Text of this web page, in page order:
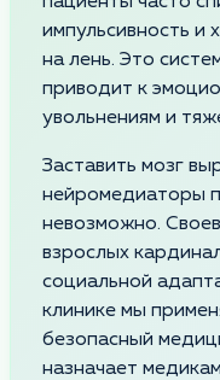
импульсивность и
на лень. Это
приводит к
увольнениям и
Заставить мозг
нейромедиаторы
невозможно.
взрослых
социальной
клинике мы
безопасный
назначает